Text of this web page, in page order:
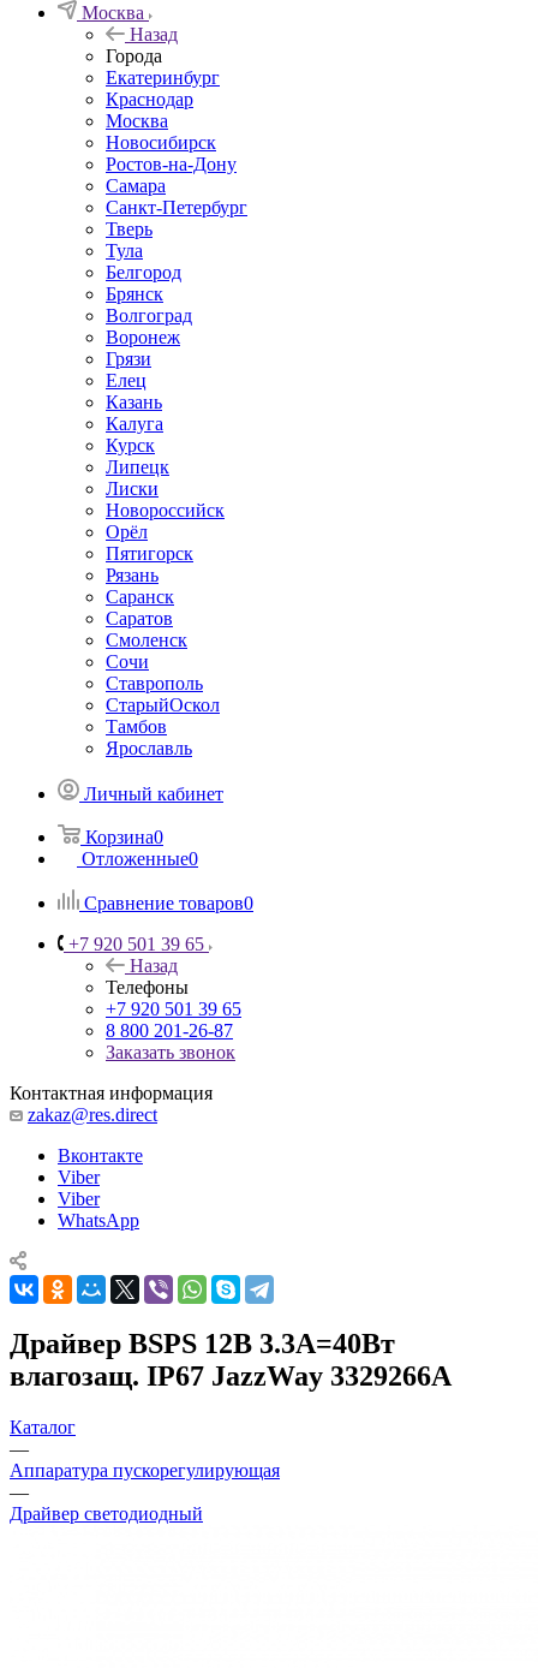
Москва
Назад
Города
Екатеринбург
Краснодар
Москва
Новосибирск
Ростов-на-Дону
Самара
Санкт-Петербург
Тверь
Тула
Белгород
Брянск
Волгоград
Воронеж
Грязи
Елец
Казань
Калуга
Курск
Липецк
Лиски
Новороссийск
Орёл
Пятигорск
Рязань
Саранск
Саратов
Смоленск
Сочи
Ставрополь
СтарыйОскол
Тамбов
Ярославль
Личный кабинет
Корзина0
Отложенные0
Сравнение товаров0
+7 920 501 39 65
Назад
Телефоны
+7 920 501 39 65
8 800 201-26-87
Заказать звонок
Контактная информация
zakaz@res.direct
Вконтакте
Viber
Viber
WhatsApp
Драйвер BSPS 12В 3.3A=40Вт
влагозащ. IP67 JazzWay 3329266A
Каталог
—
Аппаратура пускорегулирующая
—
Драйвер светодиодный